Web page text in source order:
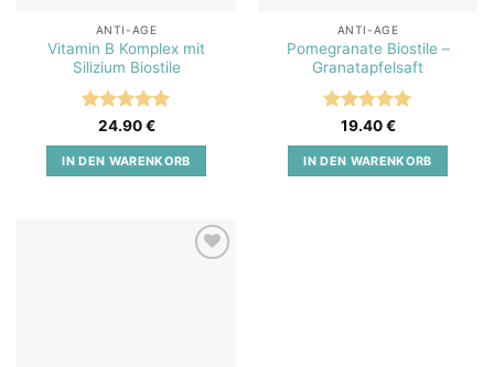
ANTI-AGE
Vitamin B Komplex mit
Silizium Biostile
Bewertet
mit5von
5
24.90€
IN DEN WARENKORB
ANTI-AGE
Pomegranate Biostile –
Granatapfelsaft
Bewertet
mit5von
5
19.40€
IN DEN WARENKORB